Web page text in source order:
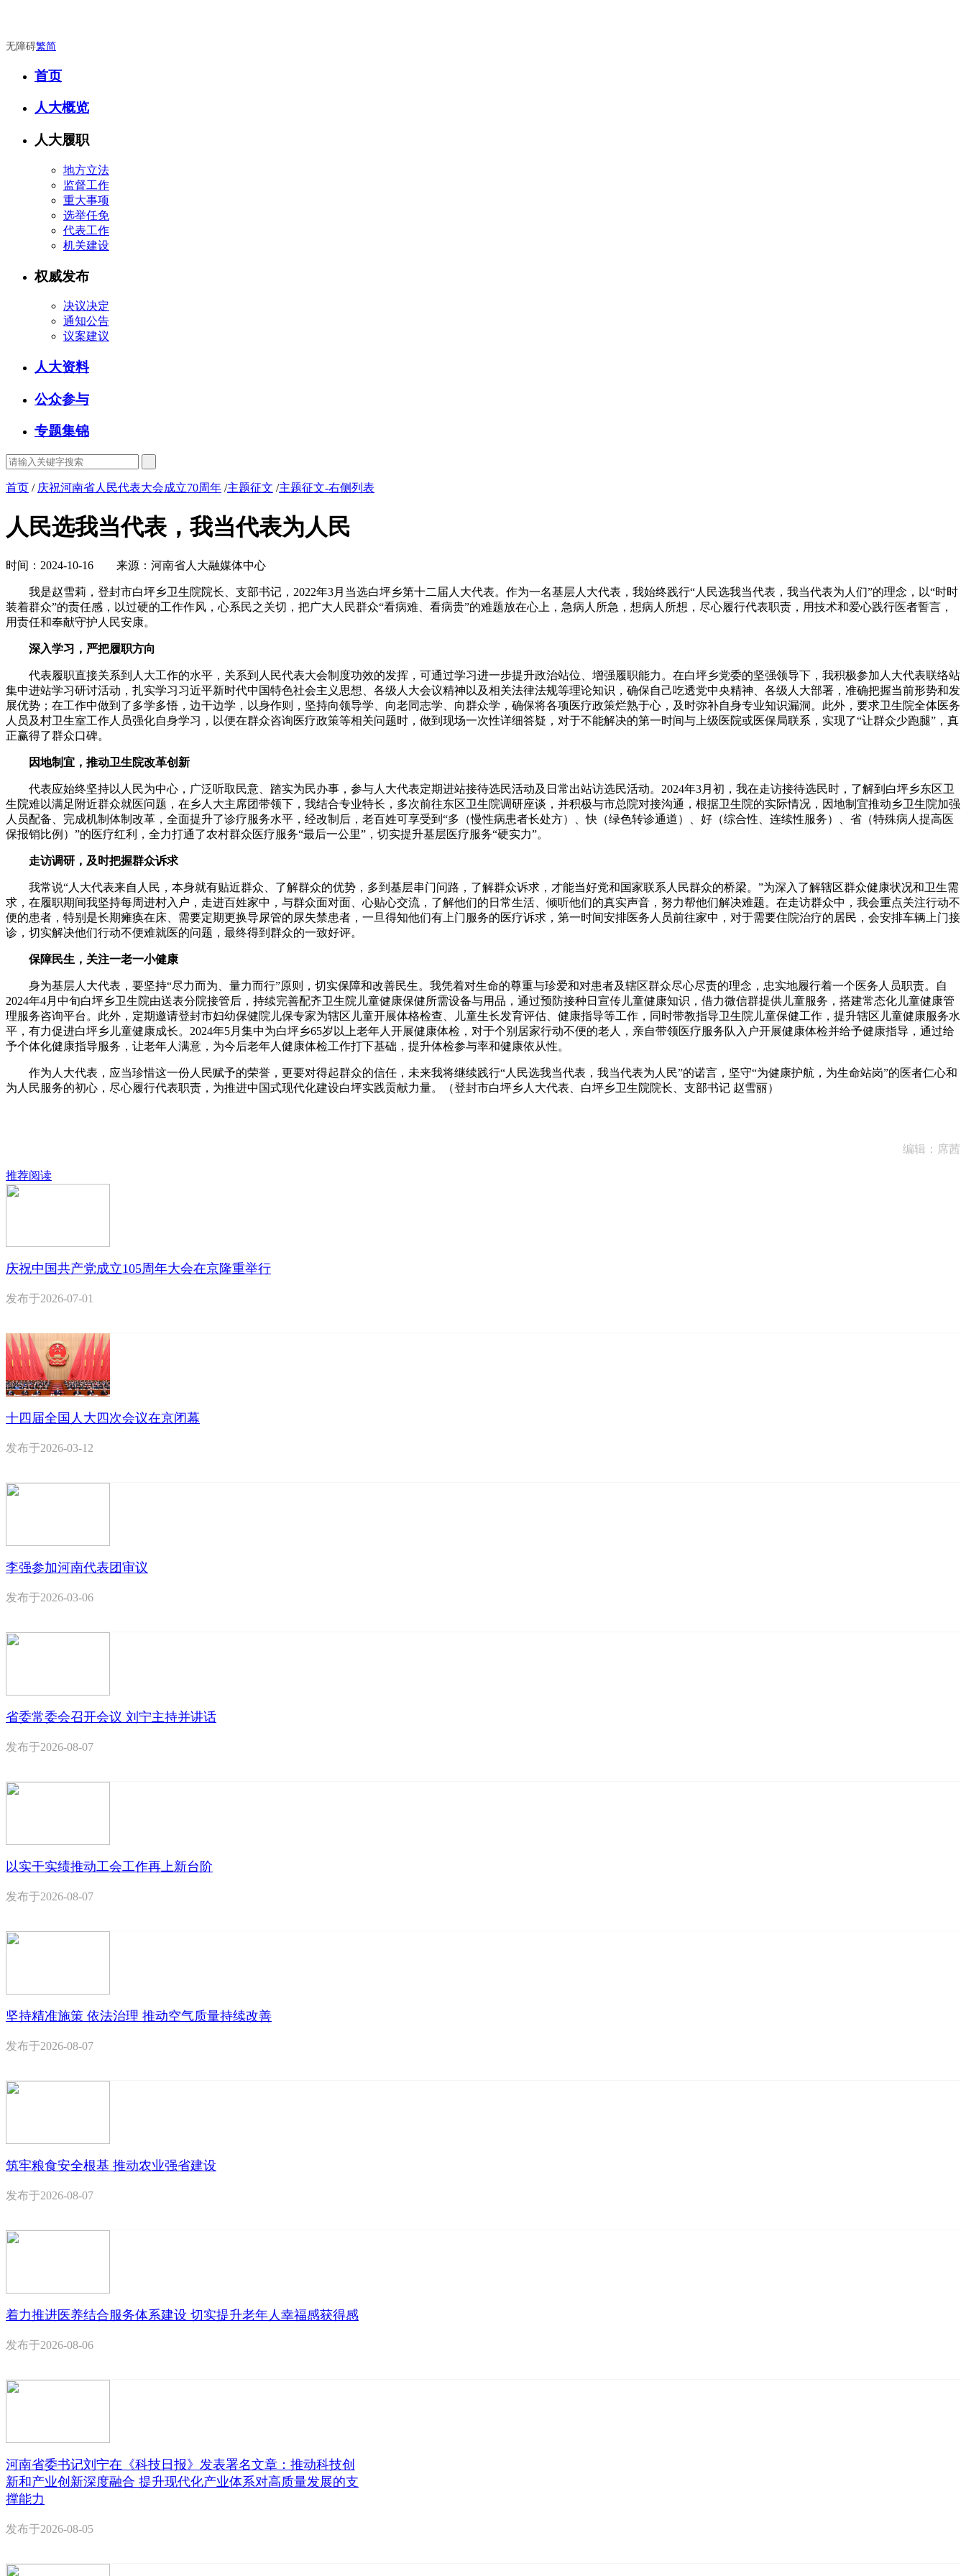
无障碍繁简
首页
人大概览
人大履职
地方立法
监督工作
重大事项
选举任免
代表工作
机关建设
权威发布
决议决定
通知公告
议案建议
人大资料
公众参与
专题集锦
首页 / 庆祝河南省人民代表大会成立70周年 /主题征文 /主题征文-右侧列表
人民选我当代表，我当代表为人民
时间：2024-10-16 来源：河南省人大融媒体中心
我是赵雪莉，登封市白坪乡卫生院院长、支部书记，2022年3月当选白坪乡第十二届人大代表。作为一名基层人大代表，我始终践行“人民选我当代表，我当代表为人们”的理念，以“时时
装着群众”的责任感，以过硬的工作作风，心系民之关切，把广大人民群众“看病难、看病贵”的难题放在心上，急病人所急，想病人所想，尽心履行代表职责，用技术和爱心践行医者誓言，
用责任和奉献守护人民安康。
深入学习，严把履职方向
代表履职直接关系到人大工作的水平，关系到人民代表大会制度功效的发挥，可通过学习进一步提升政治站位、增强履职能力。在白坪乡党委的坚强领导下，我积极参加人大代表联络站
集中进站学习研讨活动，扎实学习习近平新时代中国特色社会主义思想、各级人大会议精神以及相关法律法规等理论知识，确保自己吃透党中央精神、各级人大部署，准确把握当前形势和发
展优势；在工作中做到了多学多悟，边干边学，以身作则，坚持向领导学、向老同志学、向群众学，确保将各项医疗政策烂熟于心，及时弥补自身专业知识漏洞。此外，要求卫生院全体医务
人员及村卫生室工作人员强化自身学习，以便在群众咨询医疗政策等相关问题时，做到现场一次性详细答疑，对于不能解决的第一时间与上级医院或医保局联系，实现了“让群众少跑腿”，真
正赢得了群众口碑。
因地制宜，推动卫生院改革创新
代表应始终坚持以人民为中心，广泛听取民意、踏实为民办事，参与人大代表定期进站接待选民活动及日常出站访选民活动。2024年3月初，我在走访接待选民时，了解到白坪乡东区卫
生院难以满足附近群众就医问题，在乡人大主席团带领下，我结合专业特长，多次前往东区卫生院调研座谈，并积极与市总院对接沟通，根据卫生院的实际情况，因地制宜推动乡卫生院加强
人员配备、完成机制体制改革，全面提升了诊疗服务水平，经改制后，老百姓可享受到“多（慢性病患者长处方）、快（绿色转诊通道）、好（综合性、连续性服务）、省（特殊病人提高医
保报销比例）”的医疗红利，全力打通了农村群众医疗服务“最后一公里”，切实提升基层医疗服务“硬实力”。
走访调研，及时把握群众诉求
我常说“人大代表来自人民，本身就有贴近群众、了解群众的优势，多到基层串门问路，了解群众诉求，才能当好党和国家联系人民群众的桥梁。”为深入了解辖区群众健康状况和卫生需
求，在履职期间我坚持每周进村入户，走进百姓家中，与群众面对面、心贴心交流，了解他们的日常生活、倾听他们的真实声音，努力帮他们解决难题。在走访群众中，我会重点关注行动不
便的患者，特别是长期瘫痪在床、需要定期更换导尿管的尿失禁患者，一旦得知他们有上门服务的医疗诉求，第一时间安排医务人员前往家中，对于需要住院治疗的居民，会安排车辆上门接
诊，切实解决他们行动不便难就医的问题，最终得到群众的一致好评。
保障民生，关注一老一小健康
身为基层人大代表，要坚持“尽力而为、量力而行”原则，切实保障和改善民生。我凭着对生命的尊重与珍爱和对患者及辖区群众尽心尽责的理念，忠实地履行着一个医务人员职责。自
2024年4月中旬白坪乡卫生院由送表分院接管后，持续完善配齐卫生院儿童健康保健所需设备与用品，通过预防接种日宣传儿童健康知识，借力微信群提供儿童服务，搭建常态化儿童健康管
理服务咨询平台。此外，定期邀请登封市妇幼保健院儿保专家为辖区儿童开展体格检查、儿童生长发育评估、健康指导等工作，同时带教指导卫生院儿童保健工作，提升辖区儿童健康服务水
平，有力促进白坪乡儿童健康成长。2024年5月集中为白坪乡65岁以上老年人开展健康体检，对于个别居家行动不便的老人，亲自带领医疗服务队入户开展健康体检并给予健康指导，通过给
予个体化健康指导服务，让老年人满意，为今后老年人健康体检工作打下基础，提升体检参与率和健康依从性。
作为人大代表，应当珍惜这一份人民赋予的荣誉，更要对得起群众的信任，未来我将继续践行“人民选我当代表，我当代表为人民”的诺言，坚守“为健康护航，为生命站岗”的医者仁心和
为人民服务的初心，尽心履行代表职责，为推进中国式现代化建设白坪实践贡献力量。（登封市白坪乡人大代表、白坪乡卫生院院长、支部书记 赵雪丽）
编辑：席茜
推荐阅读
庆祝中国共产党成立105周年大会在京隆重举行
发布于2026-07-01
十四届全国人大四次会议在京闭幕
发布于2026-03-12
李强参加河南代表团审议
发布于2026-03-06
省委常委会召开会议 刘宁主持并讲话
发布于2026-08-07
以实干实绩推动工会工作再上新台阶
发布于2026-08-07
坚持精准施策 依法治理 推动空气质量持续改善
发布于2026-08-07
筑牢粮食安全根基 推动农业强省建设
发布于2026-08-07
着力推进医养结合服务体系建设 切实提升老年人幸福感获得感
发布于2026-08-06
河南省委书记刘宁在《科技日报》发表署名文章：推动科技创
新和产业创新深度融合 提升现代化产业体系对高质量发展的支
撑能力
发布于2026-08-05